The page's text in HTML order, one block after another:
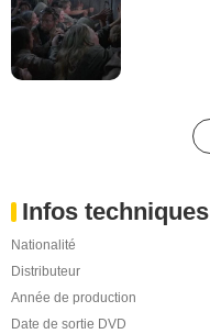
Infos techniques
Nationalité
Distributeur
Année de production
Date de sortie DVD